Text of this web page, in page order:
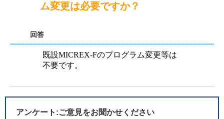
ム変更は必要ですか？
回答
既設MICREX-Fのプログラム変更等は
不要です。
アンケート:ご意見をお聞かせください